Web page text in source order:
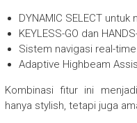
DYNAMIC SELECT
KEYLESS-GO dan
Sistem navigasi real-
Adaptive Highbeam
Kombinasi fitur ini
hanya stylish, tetapi juga